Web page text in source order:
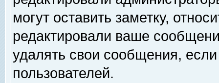
могут оставить заметку,
редактировали ваше
удалять свои сообщения,
пользователей.